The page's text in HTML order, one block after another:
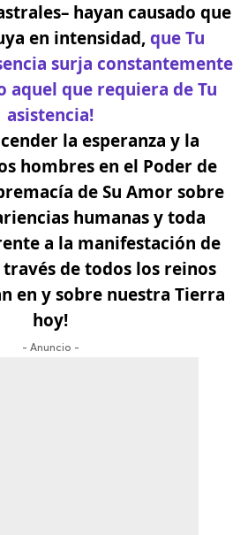
hayan causado que
en intensidad,que Tu
surja constantemente
aquel que requiera de Tu
asistencia!
la esperanza y la
hombres en el Poder de
de Su Amor sobre
humanas y toda
a la manifestación de
través de todos los reinos
en y sobre nuestra Tierra
hoy!
- Anuncio -